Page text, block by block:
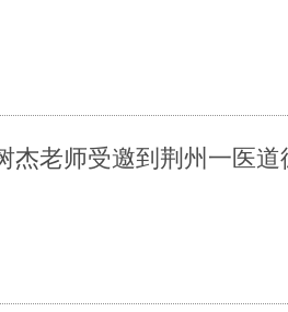
杰老师受邀到荆州一医道